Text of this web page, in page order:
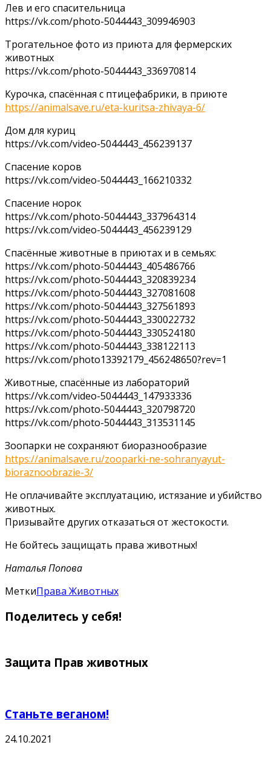
Лев и его спасительница
https://vk.com/photo-5044443_309946903
Трогательное фото из приюта для фермерских
животных
https://vk.com/photo-5044443_336970814
Курочка, спасённая с птицефабрики, в приюте
https://animalsave.ru/eta-kuritsa-zhivaya-6/
Дом для куриц
https://vk.com/video-5044443_456239137
Спасение коров
https://vk.com/video-5044443_166210332
Спасение норок
https://vk.com/photo-5044443_337964314
https://vk.com/video-5044443_456239129
Спасённые животные в приютах и в семьях:
https://vk.com/photo-5044443_405486766
https://vk.com/photo-5044443_320839234
https://vk.com/photo-5044443_327081608
https://vk.com/photo-5044443_327561893
https://vk.com/photo-5044443_330022732
https://vk.com/photo-5044443_330524180
https://vk.com/photo-5044443_338122113
https://vk.com/photo13392179_456248650?rev=1
Животные, спасённые из лабораторий
https://vk.com/video-5044443_147933336
https://vk.com/photo-5044443_320798720
https://vk.com/photo-5044443_313531145
Зоопарки не сохраняют биоразнообразие
https://animalsave.ru/zooparki-ne-sohranyayut-
bioraznoobrazie-3/
Не оплачивайте эксплуатацию, истязание и убийство
животных.
Призывайте других отказаться от жестокости.
Не бойтесь защищать права животных!
Наталья Попова
МеткиПрава Животных
Поделитесь у себя!
Защита Прав животных
Станьте веганом!
24.10.2021